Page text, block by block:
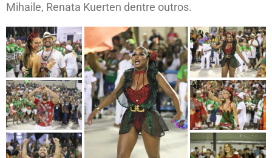
Mihaile, Renata Kuerten dentre outros.